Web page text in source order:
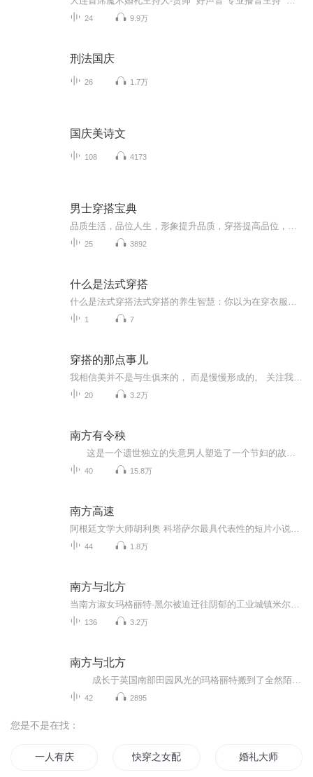
24 9.9万
刑法国庆
26 1.7万
国庆美诗文
108 4173
男士穿搭宝典
25 3892
什么是法式穿搭
1 7
穿搭的那点事儿
20 3.2万
南方有令秧
40 15.8万
南方高速
44 1.8万
南方与北方
136 3.2万
南方与北方
42 2895
您是不是在找：
一人有庆 快穿之女配搭上道 婚礼大师